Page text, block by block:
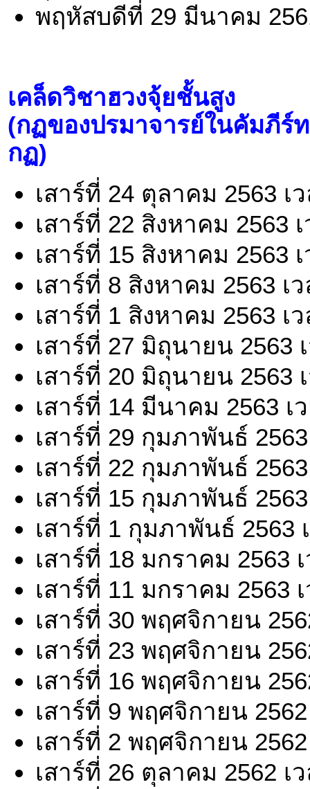
พฤหัสบดีที่ 29 มีนาคม
เคล็ดวิชาฮวงจุ้ยชั้นสูง
(กฏของปรมาจารย์ในคัมภีร์
กฏ)
เสาร์ที่ 24 ตุลาคม 2563 เ
เสาร์ที่ 22 สิงหาคม 2563
เสาร์ที่ 15 สิงหาคม 2563
เสาร์ที่ 8 สิงหาคม 2563 เ
เสาร์ที่ 1 สิงหาคม 2563 เ
เสาร์ที่ 27 มิถุนายน 2563
เสาร์ที่ 20 มิถุนายน 2563
เสาร์ที่ 14 มีนาคม 2563 เ
เสาร์ที่ 29 กุมภาพันธ์
เสาร์ที่ 22 กุมภาพันธ์
เสาร์ที่ 15 กุมภาพันธ์
เสาร์ที่ 1 กุมภาพันธ์ 2563
เสาร์ที่ 18 มกราคม 2563
เสาร์ที่ 11 มกราคม 2563
เสาร์ที่ 30 พฤศจิกายน
เสาร์ที่ 23 พฤศจิกายน
เสาร์ที่ 16 พฤศจิกายน
เสาร์ที่ 9 พฤศจิกายน
เสาร์ที่ 2 พฤศจิกายน
เสาร์ที่ 26 ตุลาคม 2562 เ